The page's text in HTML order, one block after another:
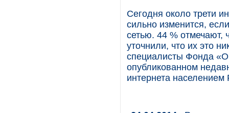
Сегодня около трети
сильно изменится,
сетью. 44 % отмечают,
уточнили, что их это
специалисты Фонда
опубликованном
интернета населением